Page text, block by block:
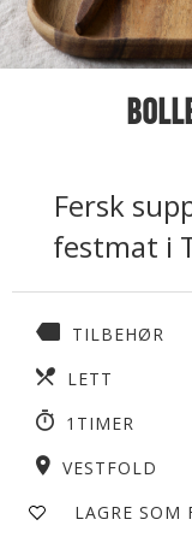
Fersk
festmat i
TILBEHØR
LETT
1TIMER
VESTFOLD
LAGRE SOM